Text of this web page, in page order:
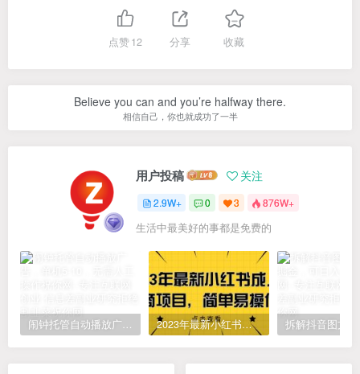
点赞12 分享 收藏
Believe you can and you’re halfway there.
相信自己，你也就成功了一半
用户投稿 关注
2.9W+ 0 3 876W+
生活中最美好的事都是免费的
闹钟托管自动播放广告，单机5-10，无需人工操作 2023年最新小红书成人电商项目，简单易操作【详细教程】